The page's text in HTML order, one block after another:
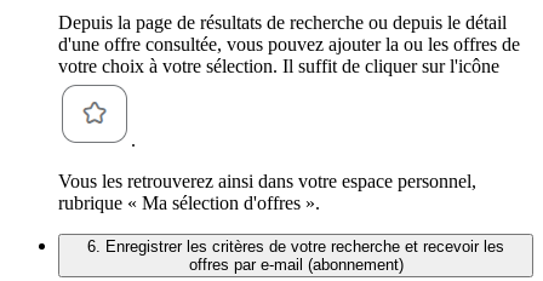
Depuis la page de résultats de recherche ou depuis le détail
d'une offre consultée, vous pouvez ajouter la ou les offres de
votre choix à votre sélection. Il suffit de cliquer sur l'icône
.
Vous les retrouverez ainsi dans votre espace personnel,
rubrique « Ma sélection d'offres ».
6. Enregistrer les critères de votre recherche et recevoir les
offres par e-mail (abonnement)